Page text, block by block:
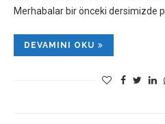
Merhabalar bir önceki dersimizde
DEVAMINI OKU